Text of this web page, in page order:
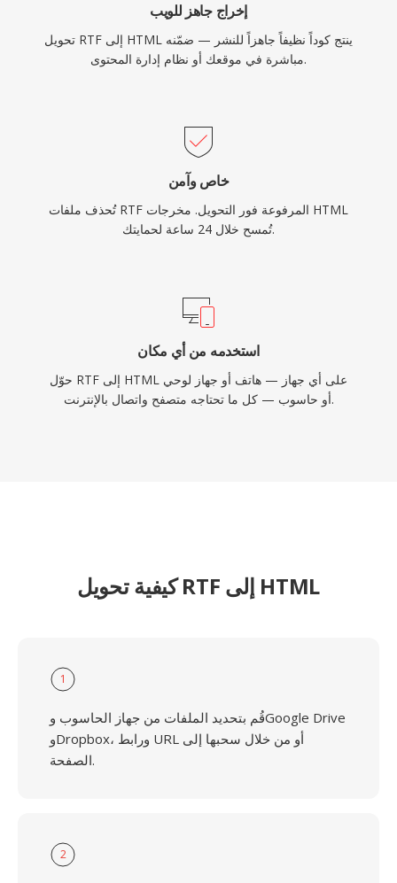
إخراج جاهز للويب
تحويل RTF إلى HTML ينتج كوداً نظيفاً جاهزاً للنشر — ضمّنه
مباشرة في موقعك أو نظام إدارة المحتوى.
خاص وآمن
تُحذف ملفات RTF المرفوعة فور التحويل. مخرجات HTML
تُمسح خلال 24 ساعة لحمايتك.
استخدمه من أي مكان
حوّل RTF إلى HTML على أي جهاز — هاتف أو جهاز لوحي
أو حاسوب — كل ما تحتاجه متصفح واتصال بالإنترنت.
كيفية تحويل RTF إلى HTML
1
قُم بتحديد الملفات من جهاز الحاسوب وGoogle Drive
وDropbox، ورابط URL أو من خلال سحبها إلى
الصفحة.
2